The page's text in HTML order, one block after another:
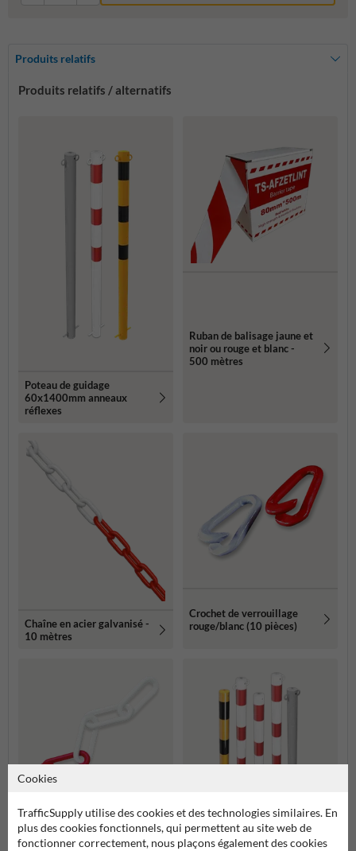
Produits relatifs
Produits relatifs / alternatifs
Poteau de guidage
60x1400mm anneaux
réflexes
Ruban de balisage jaune et
noir ou rouge et blanc -
500 mètres
Chaîne en acier galvanisé -
10 mètres
Crochet de verrouillage
rouge/blanc (10 pièces)
Chaîne en plastique
rouge/blanche – 30m
Poteau de guidage
Cookies
TrafficSupply utilise des cookies et des technologies similaires. En
plus des cookies fonctionnels, qui permettent au site web de
fonctionner correctement, nous plaçons également des cookies